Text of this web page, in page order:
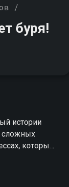
/
буря!
истории
сложных
которые